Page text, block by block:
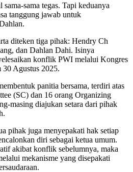
sama tegas. Tapi keduanya
tanggung jawab untuk
diteken tiga pihak: Hendry Ch
dan Dahlan Dahi. Isinya
konflik PWI melalui Kongres
30 Agustus 2025.
panitia bersama, terdiri atas
(SC) dan 16 orang Organizing
masing diajukan setara dari pihak
pihak juga menyepakati hak setiap
diri sebagai ketua umum.
akibat konflik sebelumnya, maka
mekanisme yang disepakati